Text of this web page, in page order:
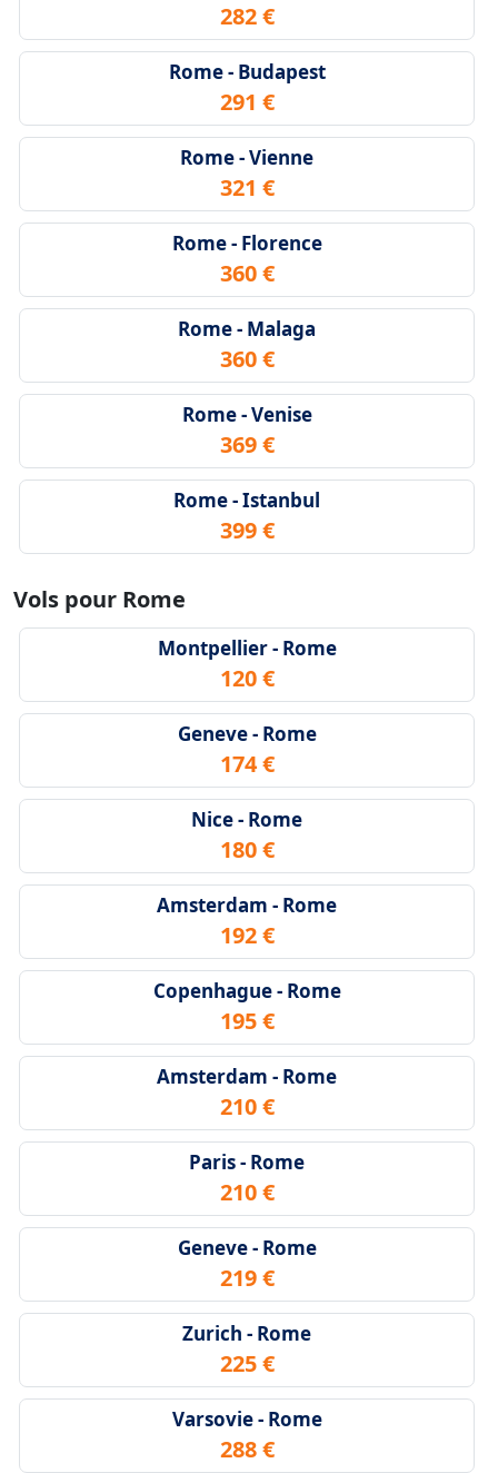
282 €
Rome - Budapest
291 €
Rome - Vienne
321 €
Rome - Florence
360 €
Rome - Malaga
360 €
Rome - Venise
369 €
Rome - Istanbul
399 €
Vols pour Rome
Montpellier - Rome
120 €
Geneve - Rome
174 €
Nice - Rome
180 €
Amsterdam - Rome
192 €
Copenhague - Rome
195 €
Amsterdam - Rome
210 €
Paris - Rome
210 €
Geneve - Rome
219 €
Zurich - Rome
225 €
Varsovie - Rome
288 €